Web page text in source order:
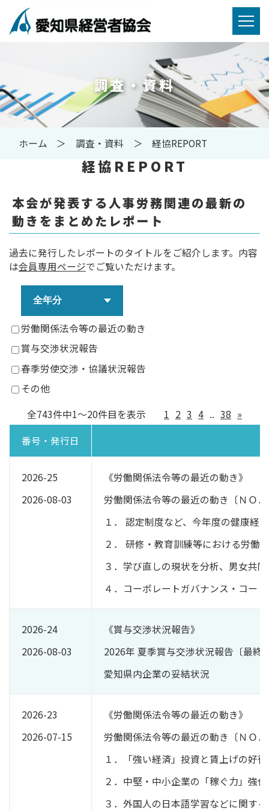
調査・資料
ホーム 調査・資料 経協REPORT
経協REPORT
本会が発表する人事労務関連の最新の
動きをまとめたレポート
過去に発行したレポートのタイトルをご紹介します。内容
は会員専用ページでご覧いただけます。
労働関係法令等の最近の動き
賞与交渉状況報告
春季労使交渉・協議状況報告
その他
全743件中1～20件目を表示
1 2 3 4 .. 38 »
番号・発行日
2026-25
2026-08-03
《労働関係法令等の最近の動き》
労働関係法令等の最近の動き〔ＮＯ
１． 認定制度など、今年度の健康経
２． 研修・教育訓練等における労働
３．学び直しの現状を分析、男女共
４．コーポレートガバナンス・コー
2026-24
2026-08-03
《賞与交渉状況報告》
2026年 夏季賞与交渉状況報告〔最終
愛知県内企業の妥結状況
2026-23
2026-07-15
《労働関係法令等の最近の動き》
労働関係法令等の最近の動き〔ＮＯ
１．「強い経済」投資と賃上げの好
２．中堅・中小企業の「稼ぐ力」強
３．外国人の日本語学習などに関す